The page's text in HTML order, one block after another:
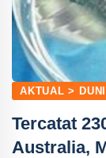
AKTUAL >
Tercatat
Australia,